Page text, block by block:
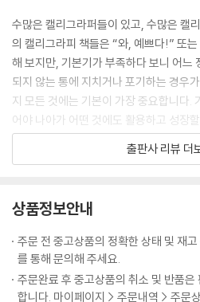
수많은 캘리그라퍼들이 있고, 수많은 캘
의 캘리그라피 책들은 “와, 예쁘다!” 또
해 보지만, 기본기가 부족하다 보니 어느
되지 않는 통에 지치거나 포기하는 경우
지 모든 것에는 기본이 가장 중요합니다.
어야 나아가 어떤 것에도 활용하고 성장
하고 친절한 기본기에 충실한 책을 내고
그라피를 만들어 보아요.
“제게도 새로 쓰는 글씨는 매번 도전입니
하는 글씨를 만나고, 어느 때에는 정말
을 만나지 못할 때도 있습니다. 그래도
출판사 리뷰 더
상품정보안내
주문 전 중고상품의 정확한 상태 및 재
를 통해 문의해 주세요.
주문완료 후 중고상품의 취소 및 반품
합니다. 마이페이지 > 주문내역 > 주문